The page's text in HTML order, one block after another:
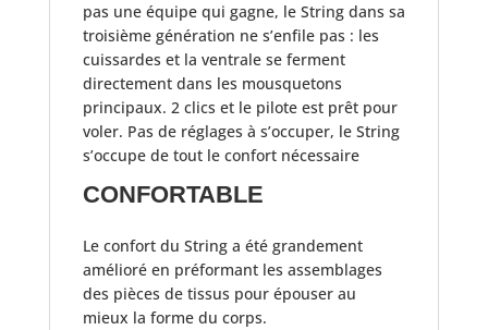
pas une équipe qui gagne, le String dans sa
troisième génération ne s’enfile pas : les
cuissardes et la ventrale se ferment
directement dans les mousquetons
principaux. 2 clics et le pilote est prêt pour
voler. Pas de réglages à s’occuper, le String
s’occupe de tout le confort nécessaire
CONFORTABLE
Le confort du String a été grandement
amélioré en préformant les assemblages
des pièces de tissus pour épouser au
mieux la forme du corps.